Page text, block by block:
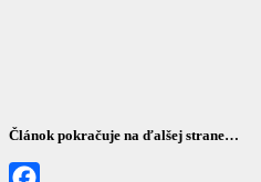
Článok pokračuje na ďalšej strane…